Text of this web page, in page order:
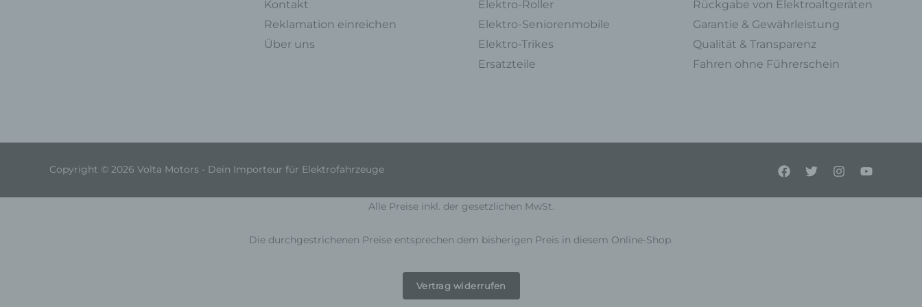
Kontakt
Reklamation einreichen
Über uns
Elektro-Roller
Elektro-Seniorenmobile
Elektro-Trikes
Ersatzteile
Rückgabe von Elektroaltgeräten
Garantie & Gewährleistung
Qualität & Transparenz
Fahren ohne Führerschein
Copyright © 2026 Volta Motors - Dein Importeur für Elektrofahrzeuge
Alle Preise inkl. der gesetzlichen MwSt.
Die durchgestrichenen Preise entsprechen dem bisherigen Preis in diesem Online-Shop.
Vertrag widerrufen
d) Einschränkung der Verarbeitung
personenbezogener Daten mit dem Ziel, ihre künftige Verarbeitung
Daten, die darin besteht, dass diese personenbezogenen Daten verwendet
Person beziehen, zu bewerten, insbesondere, um Aspekte bezüglich
Interessen, Zuverlässigkeit, Verhalten, Aufenthaltsort oder Ortswechsel
f) Pseudonymisierung
Weise, auf welche die personenbezogenen Daten ohne Hinzuziehung